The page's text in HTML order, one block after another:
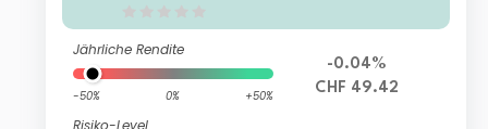
Jährliche Rendite
-50% 0% +50%
Risiko-Level
-0.04%
CHF 49.42